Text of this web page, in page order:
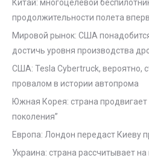
Китай: многоцелевой
продолжительности полета
Мировой рынок: США
достичь уровня производства
США: Tesla Cybertruck, вероятно,
провалом в истории автопрома
Южная Корея: страна продвигает
поколения”
Европа: Лондон передаст Киеву
Украина: страна рассчитывает